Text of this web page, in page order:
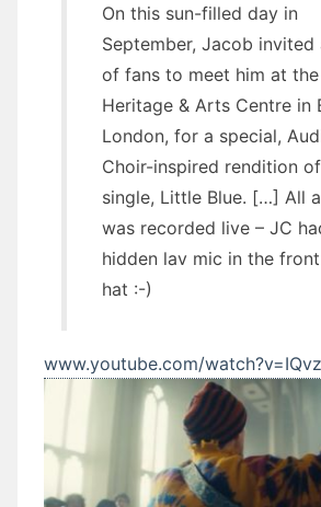
On this sun-filled day in
September, Jacob invited
of fans to meet him at the
Heritage & Arts Centre in
London, for a special,
Choir-inspired rendition
single, Little Blue. […] All
was recorded live – JC
hidden lav mic in the
hat :-)
www.youtube.com/